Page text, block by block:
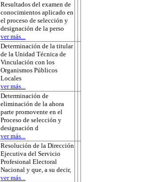
Resultados del examen de
conocimientos aplicado en
el proceso de selección y
designación de la perso
ver más...
Determinación de la titular
de la Unidad Técnica de
Vinculación con los
Organismos Públicos
Locales
ver más...
Determinación de
eliminación de la ahora
parte promovente en el
Proceso de selección y
designación d
ver más...
Resolución de la Dirección
Ejecutiva del Servicio
Profesional Electoral
Nacional y que, a su decir,
ver más...